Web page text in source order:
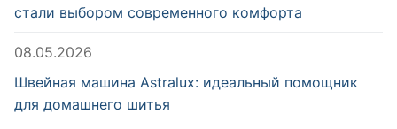
стали выбором современного комфорта
08.05.2026
Швейная машина Astralux: идеальный помощник
для домашнего шитья